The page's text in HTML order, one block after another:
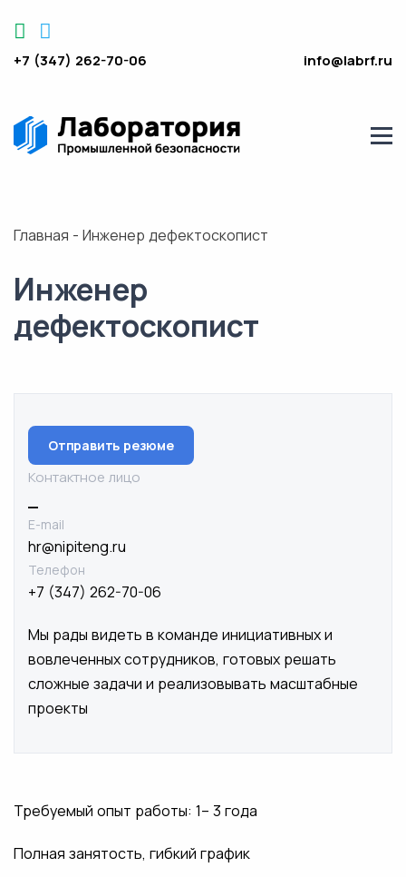
+7 (347) 262-70-06 info@labrf.ru
Главная - Инженер дефектоскопист
Инженер
дефектоскопист
Отправить резюме
Контактное лицо
E-mail
hr@nipiteng.ru
Телефон
+7 (347) 262-70-06
Мы рады видеть в команде инициативных и
вовлеченных сотрудников, готовых решать
сложные задачи и реализовывать масштабные
проекты
Требуемый опыт работы: 1– 3 года
Полная занятость, гибкий график